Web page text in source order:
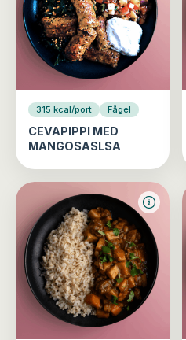
315 kcal/port Fågel
CEVAPIPPI MED
MANGOSASLSA